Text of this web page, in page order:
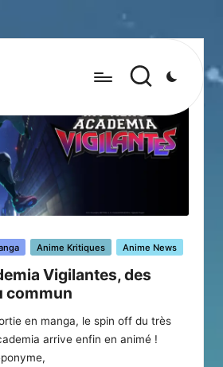
Anime Kritiques Anime News
Vigilantes, des
commun
en manga, le spin off du très
arrive enfin en animé !